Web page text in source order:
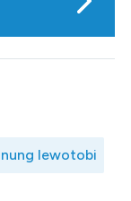
lewotobi